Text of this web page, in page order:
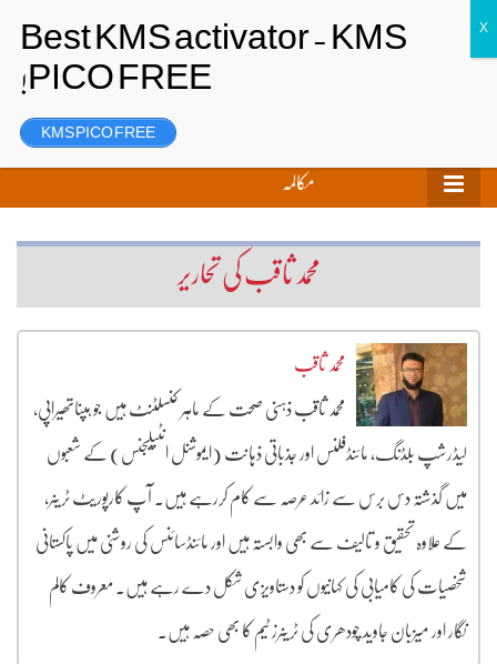
رجسٹر
مکالمہ
محمد ثاقب کی تحاریر
محمد ثاقب
محمد ثاقب ذہنی صحت کے ماہر کنسلٹنٹ ہیں جو ہپناتھیراپی،
لیڈرشپ بلڈنگ، مائنڈفلنس اور جذباتی ذہانت (ایموشنل انٹیلیجنس) کے شعبوں
میں گذشتہ دس برس سے زائد عرصہ سے کام کررہے ہیں۔ آپ کارپوریٹ ٹرینر،
کے علاوہ تحقیق و تالیف سے بھی وابستہ ہیں اور مائنڈسائنس کی روشنی میں پاکستانی
شخصیات کی کامیابی کی کہانیوں کو دستاویزی شکل دے رہے ہیں۔ معروف کالم
نگار اور میزبان جاوید چودھری کی ٹرینرز ٹیم کا بھی حصہ ہیں۔
KMS PICO FREE